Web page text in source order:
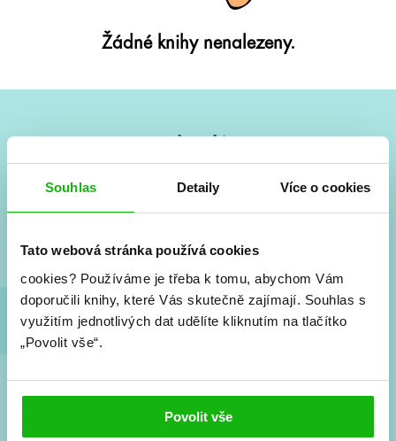
Souhlas Detaily Více o cookies
Tato webová stránka používá cookies
cookies? Používáme je třeba k tomu, abychom Vám
doporučili knihy, které Vás skutečně zajímají. Souhlas s
využitím jednotlivých dat udělíte kliknutím na tlačítko
„Povolit vše“.
Povolit vše
Žádné knihy nenalezeny.
Vše kolem #youngadult každý měsíc rovnou do mailu!
a seriálové adaptace a další.
Souhlasím spodmínkami zpracování osobních údajů